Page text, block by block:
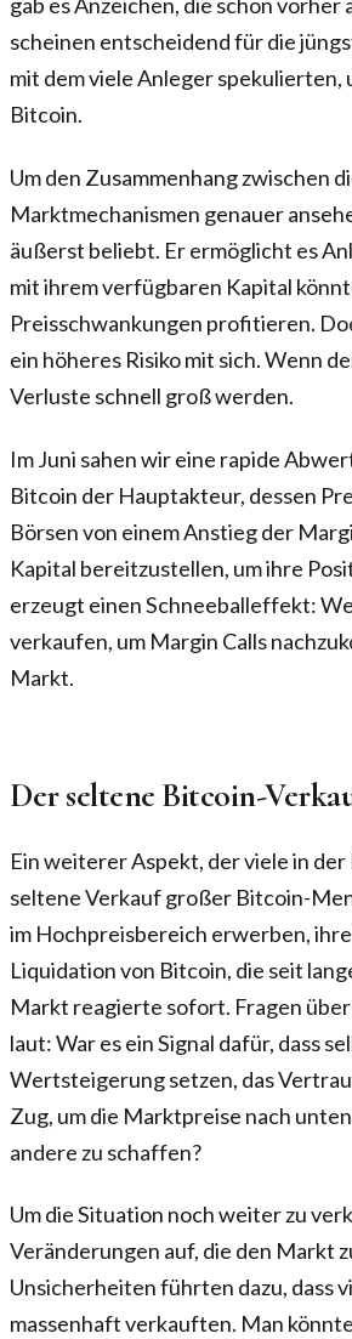
scheinen entscheidend für die
mit dem viele Anleger
Bitcoin.
Um den Zusammenhang zwischen
Marktmechanismen genauer
äußerst beliebt. Er ermöglicht es
mit ihrem verfügbaren Kapital
Preisschwankungen profitieren.
ein höheres Risiko mit sich. Wenn
Verluste schnell groß werden.
Im Juni sahen wir eine rapide
Bitcoin der Hauptakteur, dessen
Börsen von einem Anstieg der
Kapital bereitzustellen, um ihre
erzeugt einen Schneeballeffekt:
verkaufen, um Margin Calls
Markt.
Der seltene Bitcoin-
Ein weiterer Aspekt, der viele in
seltene Verkauf großer Bitcoin-
im Hochpreisbereich erwerben,
Liquidation von Bitcoin, die seit
Markt reagierte sofort. Fragen
laut: War es ein Signal dafür, dass
Wertsteigerung setzen, das
Zug, um die Marktpreise nach
andere zu schaffen?
Um die Situation noch weiter zu
Veränderungen auf, die den Markt
Unsicherheiten führten dazu, dass
massenhaft verkauften. Man